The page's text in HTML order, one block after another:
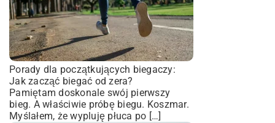
Porady dla początkujących biegaczy:
Jak zacząć biegać od zera?
Pamiętam doskonale swój pierwszy
bieg. A właściwie próbę biegu. Koszmar.
Myślałem, że wypluję płuca po […]